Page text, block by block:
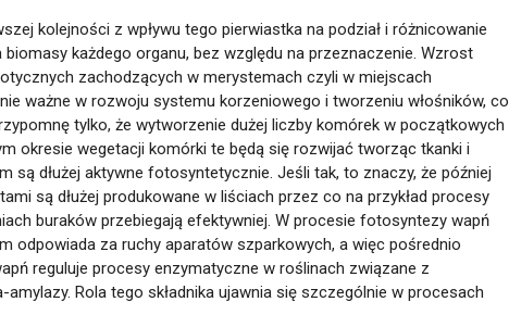
kolejności z wpływu tego pierwiastka na podział i różnicowanie
każdego organu, bez względu na przeznaczenie. Wzrost
zachodzących w merystemach czyli w miejscach
ważne w rozwoju systemu korzeniowego i tworzeniu włośników, co
tylko, że wytworzenie dużej liczby komórek w początkowych
okresie wegetacji komórki te będą się rozwijać tworząc tkanki i
są dłużej aktywne fotosyntetycznie. Jeśli tak, to znaczy, że później
są dłużej produkowane w liściach przez co na przykład procesy
buraków przebiegają efektywniej. W procesie fotosyntezy wapń
odpowiada za ruchy aparatów szparkowych, a więc pośrednio
reguluje procesy enzymatyczne w roślinach związane z
Rola tego składnika ujawnia się szczególnie w procesach